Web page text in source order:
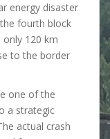
energy disaster
fourth block
120 km
to the border
one of the
a strategic
actual crash